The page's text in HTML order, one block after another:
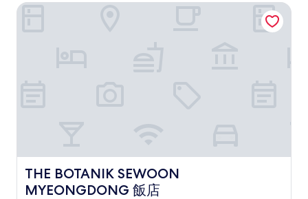
THE BOTANIK SEWOON
MYEONGDONG 飯店
THE BOTANIK SEWOON MYEONGDONG 飯店
THE BOTANIK SEWOON MYEONGDONG 飯店